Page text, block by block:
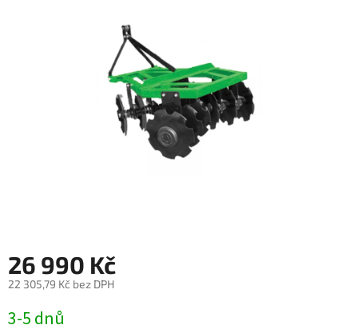
26 990 Kč
22 305,79 Kč bez DPH
cena:
3-5 dnů